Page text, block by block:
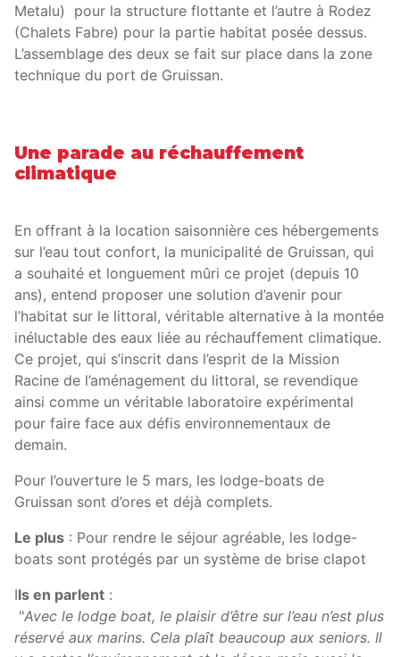
Metalu) pour la structure flottante et l’autre à Rodez
(Chalets Fabre) pour la partie habitat posée dessus.
L’assemblage des deux se fait sur place dans la zone
technique du port de Gruissan.
Une parade au réchauffement
climatique
En offrant à la location saisonnière ces hébergements
sur l’eau tout confort, la municipalité de Gruissan, qui
a souhaité et longuement mûri ce projet (depuis 10
ans), entend proposer une solution d’avenir pour
l’habitat sur le littoral, véritable alternative à la montée
inéluctable des eaux liée au réchauffement climatique.
Ce projet, qui s’inscrit dans l’esprit de la Mission
Racine de l’aménagement du littoral, se revendique
ainsi comme un véritable laboratoire expérimental
pour faire face aux défis environnementaux de
demain.
Pour l’ouverture le 5 mars, les lodge-boats de
Gruissan sont d’ores et déjà complets.
Le plus : Pour rendre le séjour agréable, les lodge-
boats sont protégés par un système de brise clapot
Ils en parlent :
"Avec le lodge boat, le plaisir d’être sur l’eau n’est plus
réservé aux marins. Cela plaît beaucoup aux seniors. Il